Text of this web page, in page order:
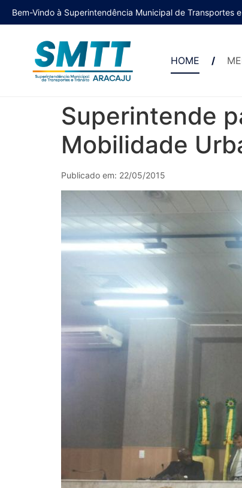
Bem-Vindo à Superintendência Municipal de Transportes
HOME
Superintende
Mobilidade
Publicado em: 22/05/2015